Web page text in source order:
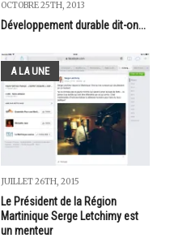
OCTOBRE 25TH, 2013
Développement durable dit-on...
A LA UNE
JUILLET 26TH, 2015
Le Président de la Région
Martinique Serge Letchimy est
un menteur